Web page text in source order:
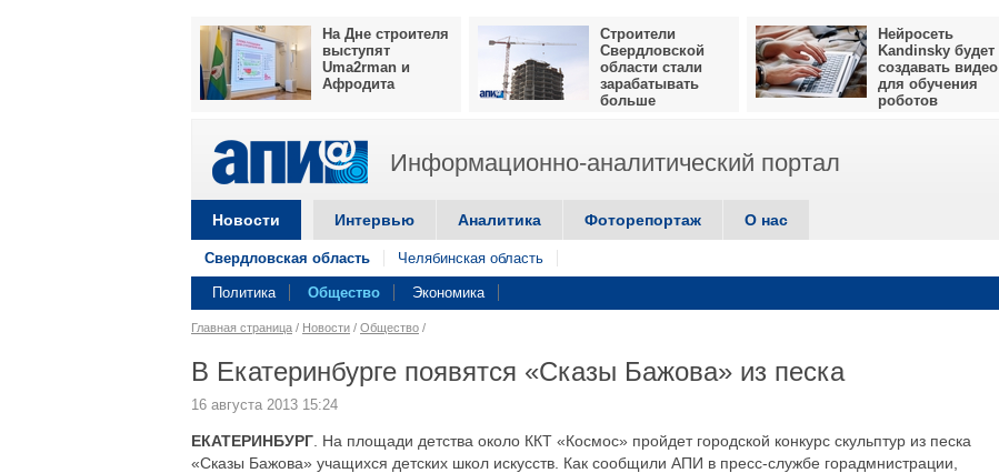
На Дне строителя
выступят
Uma2rman и
Афродита
Строители
Свердловской
области стали
зарабатывать
больше
Нейросеть
Kandinsky будет
создавать видео
для обучения
роботов
Информационно-аналитический портал
Новости Интервью Аналитика Фоторепортаж О нас
Свердловская область Челябинская область
Политика Общество Экономика
Главная страница / Новости / Общество /
В Екатеринбурге появятся «Сказы Бажова» из песка
16 августа 2013 15:24
ЕКАТЕРИНБУРГ . На площади детства около ККТ «Космос» пройдет городской конкурс скульптур из песка
«Сказы Бажова» учащихся детских школ искусств. Как сообщили АПИ в пресс-службе горадмнистрации,